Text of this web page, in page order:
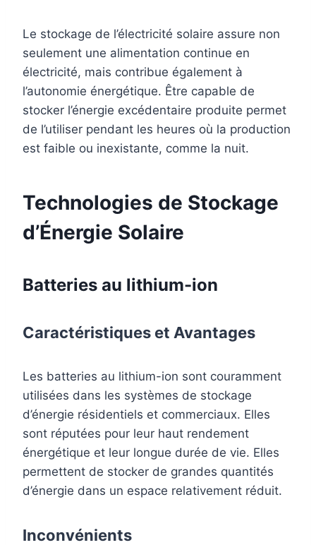
Le stockage de l’électricité solaire assure non
seulement une alimentation continue en
électricité, mais contribue également à
l’autonomie énergétique. Être capable de
stocker l’énergie excédentaire produite permet
de l’utiliser pendant les heures où la production
est faible ou inexistante, comme la nuit.
Technologies de Stockage
d’Énergie Solaire
Batteries au lithium-ion
Caractéristiques et Avantages
Les batteries au lithium-ion sont couramment
utilisées dans les systèmes de stockage
d’énergie résidentiels et commerciaux. Elles
sont réputées pour leur haut rendement
énergétique et leur longue durée de vie. Elles
permettent de stocker de grandes quantités
d’énergie dans un espace relativement réduit.
Inconvénients